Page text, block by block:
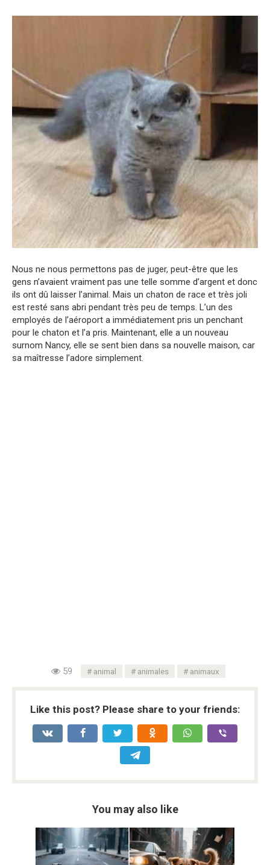
Nous ne nous permettons pas de juger, peut-être que les
gens n’avaient vraiment pas une telle somme d’argent et donc
ils ont dû laisser l’animal. Mais un chaton de race et très joli
est resté sans abri pendant très peu de temps. L’un des
employés de l’aéroport a immédiatement pris un penchant
pour le chaton et l’a pris. Maintenant, elle a un nouveau
surnom Nancy, elle se sent bien dans sa nouvelle maison, car
sa maîtresse l’adore simplement.
59 animal animales animaux
Like this post? Please share to your friends:
You may also like